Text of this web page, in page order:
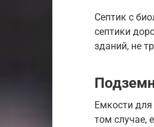
Септик с
септики
зданий, не
Емкости
том случае,